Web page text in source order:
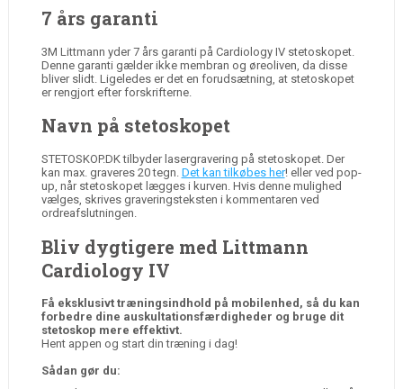
7 års garanti
3M Littmann yder 7 års garanti på Cardiology IV stetoskopet.
Denne garanti gælder ikke membran og øreoliven, da disse
bliver slidt. Ligeledes er det en forudsætning, at stetoskopet
er rengjort efter forskrifterne.
Navn på stetoskopet
STETOSKOP.DK tilbyder lasergravering på stetoskopet. Der
kan max. graveres 20 tegn. Det kan tilkøbes her! eller ved pop-
up, når stetoskopet lægges i kurven. Hvis denne mulighed
vælges, skrives graveringsteksten i kommentaren ved
ordreafslutningen.
Bliv dygtigere med Littmann
Cardiology IV
Få eksklusivt træningsindhold på mobilenhed, så du kan
forbedre dine auskultationsfærdigheder og bruge dit
stetoskop mere effektivt.
Hent appen og start din træning i dag!
Sådan gør du: